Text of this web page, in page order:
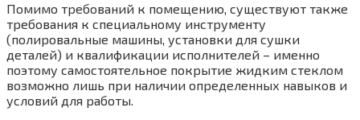
Помимо требований к помещению, существуют также
требования к специальному инструменту
(полировальные машины, установки для сушки
деталей) и квалификации исполнителей – именно
поэтому самостоятельное покрытие жидким стеклом
возможно лишь при наличии определенных навыков и
условий для работы.